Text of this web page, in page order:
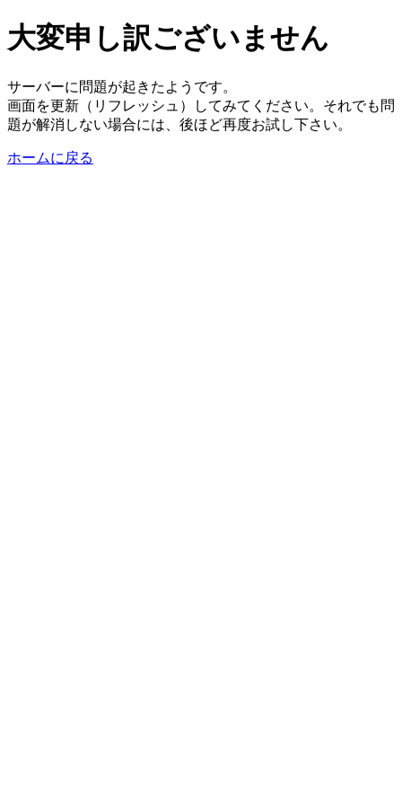
大変申し訳ございません
サーバーに問題が起きたようです。
画面を更新（リフレッシュ）してみてください。それでも問
題が解消しない場合には、後ほど再度お試し下さい。
ホームに戻る